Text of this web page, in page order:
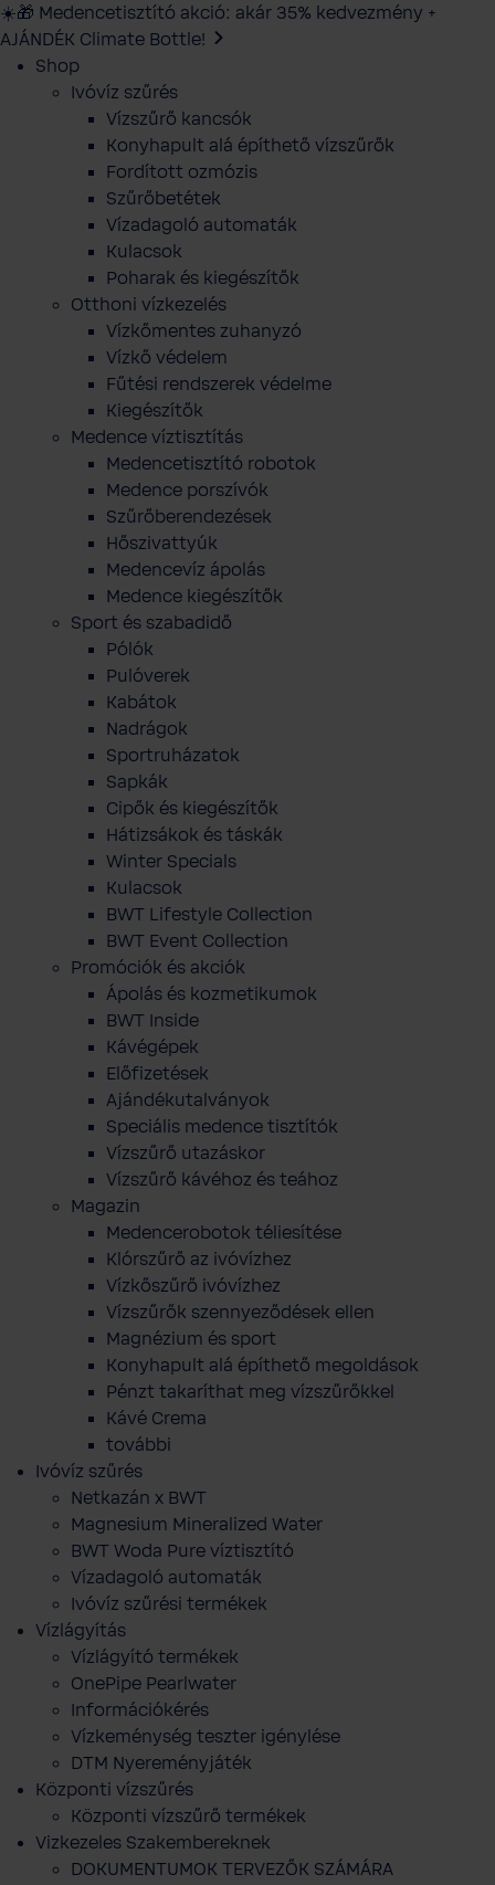
☀️🎁 Medencetisztító akció: akár 35% kedvezmény +
AJÁNDÉK Climate Bottle!
Shop
Ivóvíz szűrés
Vízszűrő kancsók
Konyhapult alá építhető vízszűrők
Fordított ozmózis
Szűrőbetétek
Vízadagoló automaták
Kulacsok
Poharak és kiegészítők
Otthoni vízkezelés
Vízkőmentes zuhanyzó
Vízkő védelem
Fűtési rendszerek védelme
Kiegészítők
Medence víztisztítás
Medencetisztító robotok
Medence porszívók
Szűrőberendezések
Hőszivattyúk
Medencevíz ápolás
Medence kiegészítők
Sport és szabadidő
Pólók
Pulóverek
Kabátok
Nadrágok
Sportruházatok
Sapkák
Cipők és kiegészítők
Hátizsákok és táskák
Winter Specials
Kulacsok
BWT Lifestyle Collection
BWT Event Collection
Promóciók és akciók
Ápolás és kozmetikumok
BWT Inside
Kávégépek
Előfizetések
Ajándékutalványok
Speciális medence tisztítók
Vízszűrő utazáskor
Vízszűrő kávéhoz és teához
Magazin
Medencerobotok téliesítése
Klórszűrő az ivóvízhez
Vízkőszűrő ivóvízhez
Vízszűrők szennyeződések ellen
Magnézium és sport
Konyhapult alá építhető megoldások
Pénzt takaríthat meg vízszűrőkkel
Kávé Crema
további
Ivóvíz szűrés
Netkazán x BWT
Magnesium Mineralized Water
BWT Woda Pure víztisztító
Vízadagoló automaták
Ivóvíz szűrési termékek
Vízlágyítás
Vízlágyító termékek
OnePipe Pearlwater
Információkérés
Vízkeménység teszter igénylése
DTM Nyereményjáték
Központi vízszűrés
Központi vízszűrő termékek
Vizkezeles Szakembereknek
DOKUMENTUMOK TERVEZŐK SZÁMÁRA